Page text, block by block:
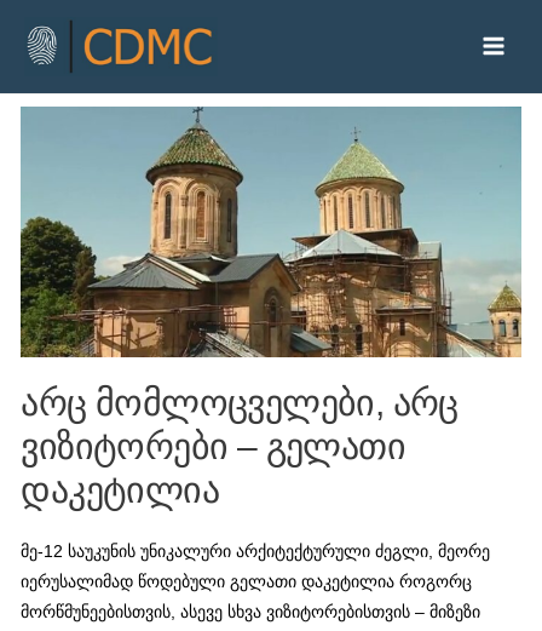
არც მომლოცველები, არც
ვიზიტორები – გელათი
დაკეტილია
მე-12 საუკუნის უნიკალური არქიტექტურული ძეგლი, მეორე
იერუსალიმად წოდებული გელათი დაკეტილია როგორც
მორწმუნეებისთვის, ასევე სხვა ვიზიტორებისთვის – მიზეზი